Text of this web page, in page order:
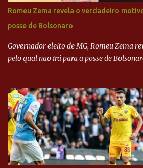
diretamente com o paulista.
dinheiro da Odebrecht bancou a
mais... A Lava Jato chega ao PSDB |
Romeu Zema revela o verdadeiro
posse de Bolsonaro
Governador eleito de MG, Romeu Zema
pelo qual não irá para a posse de